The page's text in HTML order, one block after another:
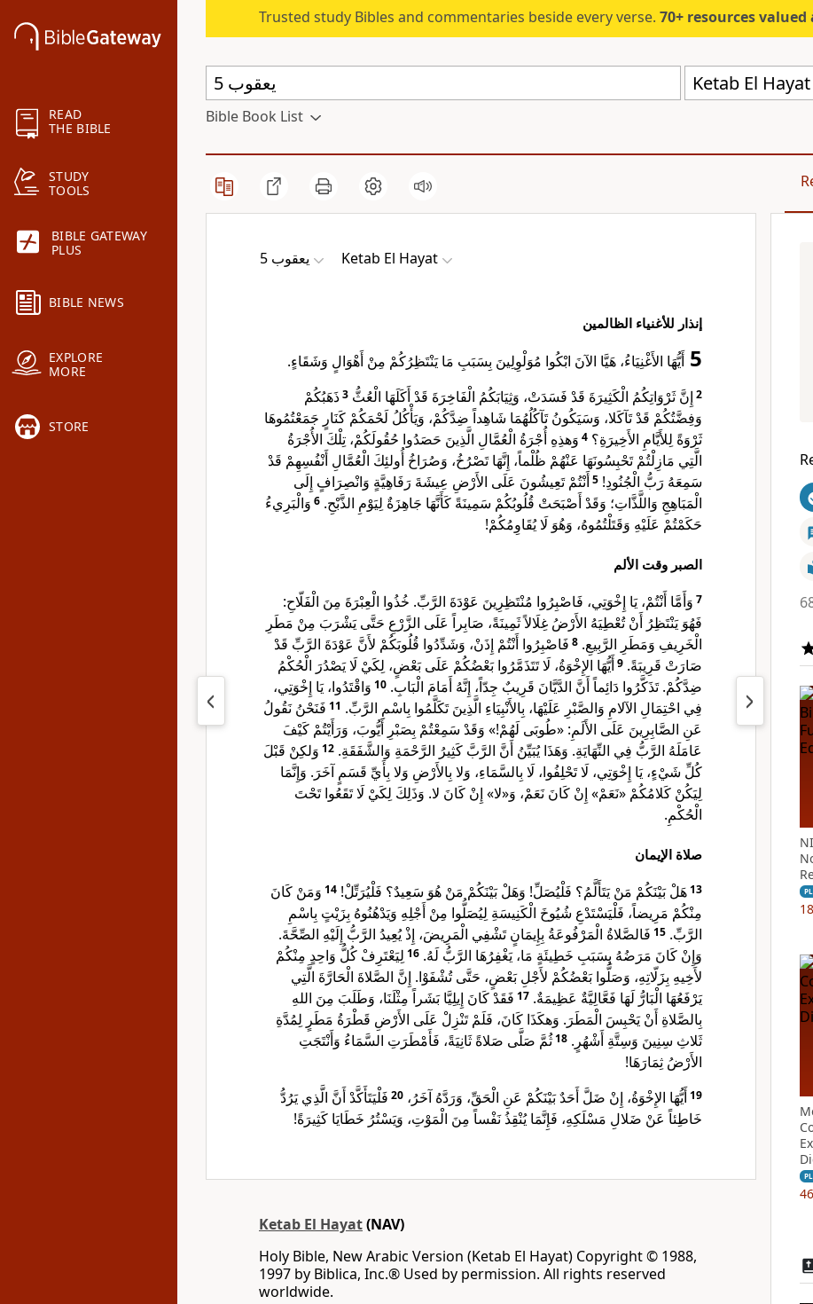
READ
THE BIBLE
STUDY
TOOLS
BIBLE GATEWAY
PLUS
BIBLE NEWS
EXPLORE
MORE
STORE
Trusted study Bibles and commentaries beside every verse. 70+ resources valued at
Ketab El
Bible Book List
ﻳﻌﻘﻮﺏ 5 Ketab El Hayat
إنذار للأغنياء الظالمين
5 أَيُّهَا الأَغْنِيَاءُ، هَيَّا الآنَ ابْكُوا مُوَلْوِلِينَ بِسَبَبِ مَا يَنْتَظِرُكُمْ مِنْ أَهْوَالٍ وَشَقَاءٍ.
2 إِنَّ ثَرْوَاتِكُمُ الْكَثِيرَةَ قَدْ فَسَدَتْ، وَثِيَابَكُمُ الْفَاخِرَةَ قَدْ أَكَلَهَا الْعُثُّ3ذَهَبُكُمْ
وَفِضَّتُكُمْ قَدْ تَآكَلا، وَسَيَكُونُ تَآكُلُهُمَا شَاهِداً ضِدَّكُمْ، وَيَأْكُلُ لَحْمَكُمْ كَنَارٍ جَمَعْتُمُوهَا
ثَرْوَةً لِلأَيَّامِ الأَخِيرَةِ؟4 وَهذِهِ أُجْرَةُ الْعُمَّالِ الَّذِينَ حَصَدُوا حُقُولَكُمْ، تِلْكَ الأُجْرَةُ
الَّتِي مَازِلْتُمْ تَحْبِسُونَهَا عَنْهُمْ ظُلْماً، إِنَّهَا تَصْرُخُ، وَصُرَاخُ أُولئِكَ الْعُمَّالِ أَنْفُسِهِمْ قَدْ
سَمِعَهُ رَبُّ الْجُنُودِ!5أَنْتُمْ تَعِيشُونَ عَلَى الأَرْضِ عِيشَةَ رَفَاهِيَّةٍ وَانْصِرَافٍ إِلَى
الْمَبَاهِجِ وَاللَّذَّاتِ؛ وَقَدْ أَصْبَحَتْ قُلُوبُكُمْ سَمِينَةً كَأَنَّهَا جَاهِزَةٌ لِيَوْمِ الذَّبْحِ.6 وَالْبَرِيءُ
حَكَمْتُمْ عَلَيْهِ وَقَتَلْتُمُوهُ، وَهُوَ لَا يُقَاوِمُكُمْ!
الصبر وقت الألم
7 وَأَمَّا أَنْتُمْ، يَا إِخْوَتِي، فَاصْبِرُوا مُنْتَظِرِينَ عَوْدَةَ الرَّبِّ. خُذُوا الْعِبْرَةَ مِنَ الْفَلّاحِ:
فَهُوَ يَنْتَظِرُ أَنْ تُعْطِيَهُ الأَرْضُ غِلَالاً ثَمِينَةً، صَابِراً عَلَى الزَّرْعِ حَتَّى يَشْرَبَ مِنْ مَطَرِ
الْخَرِيفِ وَمَطَرِ الرَّبِيعِ.8 فَاصْبِرُوا أَنْتُمْ إِذَنْ، وَشَدِّدُوا قُلُوبَكُمْ لأَنَّ عَوْدَةَ الرَّبِّ قَدْ
صَارَتْ قَرِيبَةً.9أَيُّهَا الإِخْوَةُ، لَا تَتَذَمَّرُوا بَعْضُكُمْ عَلَى بَعْضٍ، لِكَيْ لَا يَصْدُرَ الْحُكْمُ
ضِدَّكُمْ. تَذَكَّرُوا دَائِماً أَنَّ الدَّيَّانَ قَرِيبٌ جِدّاً، إِنَّهُ أَمَامَ الْبَابِ.10 وَاقْتَدُوا، يَا إِخْوَتِي،
فِي احْتِمَالِ الآلامِ وَالصَّبْرِ عَلَيْهَا، بِالأَنْبِيَاءِ الَّذِينَ تَكَلَّمُوا بِاسْمِ الرَّبِّ. 11 فَنَحْنُ نَقُولُ
عَنِ الصَّابِرِينَ عَلَى الأَلَمِ: «طُوبَى لَهُمْ!» وَقَدْ سَمِعْتُمْ بِصَبْرِ أَيُّوبَ، وَرَأَيْتُمْ كَيْفَ
عَامَلَهُ الرَّبُّ فِي النِّهَايَةِ. وَهَذَا يُبَيِّنُ أَنَّ الرَّبَّ كَثِيرُ الرَّحْمَةِ وَالشَّفَقَةِ.12 وَلكِنْ قَبْلَ
كُلِّ شَيْءٍ، يَا إِخْوَتِي، لَا تَحْلِفُوا، لَا بِالسَّمَاءِ، وَلا بِالأَرْضِ وَلا بِأَيِّ قَسَمٍ آخَرَ. وَإِنَّمَا
لِيَكُنْ كَلامُكُمْ «نَعَمْ» إِنْ كَانَ نَعَمْ، وَ«لا» إِنْ كَانَ لا. وَذَلِكَ لِكَيْ لَا تَقَعُوا تَحْتَ
الْحُكْمِ.
صلاة الإيمان
13هَلْ بَيْنَكُمْ مَنْ يَتَأَلَّمُ؟ فَلْيُصَلِّ! وَهَلْ بَيْنَكُمْ مَنْ هُوَ سَعِيدٌ؟ فَلْيُرَتِّلْ!14 وَمَنْ كَانَ
مِنْكُمْ مَرِيضاً، فَلْيَسْتَدْعِ شُيُوخَ الْكَنِيسَةِ لِيُصَلُّوا مِنْ أَجْلِهِ وَيَدْهُنُوهُ بِزَيْتٍ بِاسْمِ
الرَّبِّ.15 فَالصَّلاةُ الْمَرْفُوعَةُ بِإِيمَانٍ تَشْفِي الْمَرِيضَ، إِذْ يُعِيدُ الرَّبُّ إِلَيْهِ الصِّحَّةَ.
وَإِنْ كَانَ مَرَضُهُ بِسَبَبِ خَطِيئَةٍ مَا، يَغْفِرُهَا الرَّبُّ لَهُ.16 لِيَعْتَرِفْ كُلُّ وَاحِدٍ مِنْكُمْ
لأَخِيهِ بِزَلّاتِهِ، وَصَلُّوا بَعْضُكُمْ لأَجْلِ بَعْضٍ، حَتَّى تُشْفَوْا. إِنَّ الصَّلاةَ الْحَارَّةَ الَّتِي
يَرْفَعُهَا الْبَارُّ لَهَا فَعَّالِيَّةٌ عَظِيمَةٌ.17 فَقَدْ كَانَ إِيلِيَّا بَشَراً مِثْلَنَا، وَطَلَبَ مِنَ اللهِ
بِالصَّلاةِ أَنْ يَحْبِسَ الْمَطَرَ. وَهكَذَا كَانَ، فَلَمْ تَنْزِلْ عَلَى الأَرْضِ قَطْرَةُ مَطَرٍ لِمُدَّةِ
ثَلاثِ سِنِينَ وَسِتَّةِ أَشْهُرٍ.18ثُمَّ صَلَّى صَلاةً ثَانِيَةً، فَأَمْطَرَتِ السَّمَاءُ وَأَنْتَجَتِ
الأَرْضُ ثِمَارَهَا!
19أَيُّهَا الإِخْوَةُ، إِنْ ضَلَّ أَحَدٌ بَيْنَكُمْ عَنِ الْحَقِّ، وَرَدَّهُ آخَرُ،20 فَلْيَتَأَكَّدْ أَنَّ الَّذِي يَرُدُّ
خَاطِئاً عَنْ ضَلالِ مَسْلَكِهِ، فَإِنَّمَا يُنْقِذُ نَفْساً مِنَ الْمَوْتِ، وَيَسْتُرُ خَطَايَا كَثِيرَةً!
Ketab El Hayat(NAV)
Holy Bible, New Arabic Version (Ketab El Hayat) Copyright © 1988,
1997 by Biblica, Inc.® Used by permission. All rights reserved
worldwide.
18
46